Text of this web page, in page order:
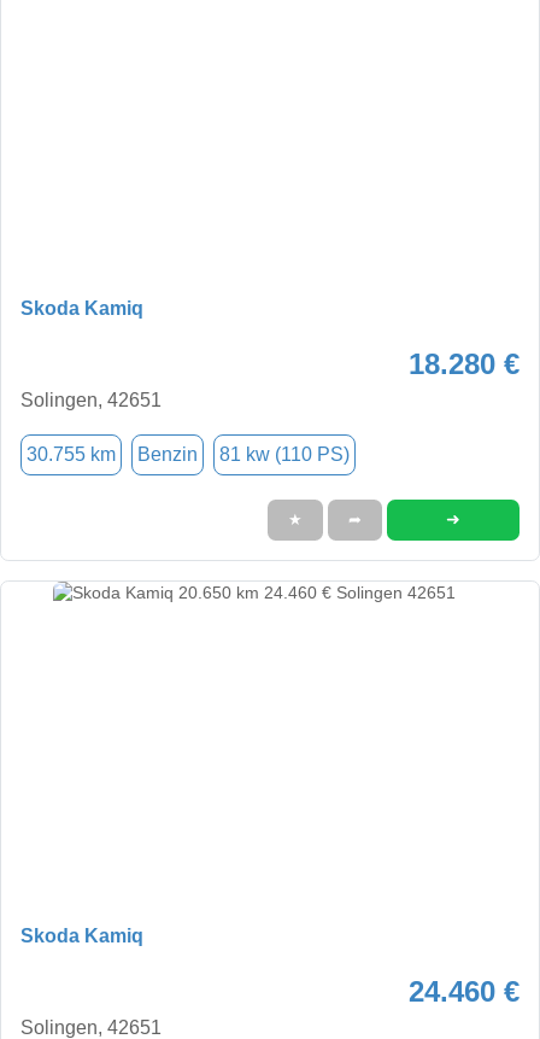
Skoda Kamiq
18.280 €
Solingen, 42651
30.755 km Benzin 81 kw (110 PS)
★ ➦ ➜
Skoda Kamiq
24.460 €
Solingen, 42651